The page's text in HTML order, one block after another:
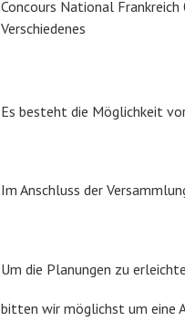
Concours National
Verschiedenes
Es besteht die Möglichkeit
Im Anschluss der
Um die Planungen zu
bitten wir möglichst um eine